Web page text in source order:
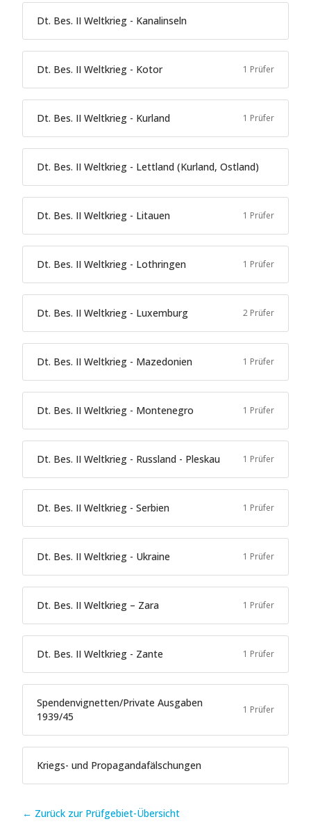
Dt. Bes. II Weltkrieg - Kanalinseln
Dt. Bes. II Weltkrieg - Kotor 1 Prüfer
Dt. Bes. II Weltkrieg - Kurland 1 Prüfer
Dt. Bes. II Weltkrieg - Lettland (Kurland, Ostland)
Dt. Bes. II Weltkrieg - Litauen 1 Prüfer
Dt. Bes. II Weltkrieg - Lothringen 1 Prüfer
Dt. Bes. II Weltkrieg - Luxemburg 2 Prüfer
Dt. Bes. II Weltkrieg - Mazedonien 1 Prüfer
Dt. Bes. II Weltkrieg - Montenegro 1 Prüfer
Dt. Bes. II Weltkrieg - Russland - Pleskau 1 Prüfer
Dt. Bes. II Weltkrieg - Serbien 1 Prüfer
Dt. Bes. II Weltkrieg - Ukraine 1 Prüfer
Dt. Bes. II Weltkrieg – Zara 1 Prüfer
Dt. Bes. II Weltkrieg - Zante 1 Prüfer
Spendenvignetten/Private Ausgaben
1939/45
1 Prüfer
Kriegs- und Propagandafälschungen
← Zurück zur Prüfgebiet-Übersicht